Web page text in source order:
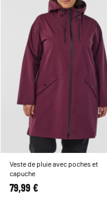
Veste de pluie avec poches et
capuche
79,99 €